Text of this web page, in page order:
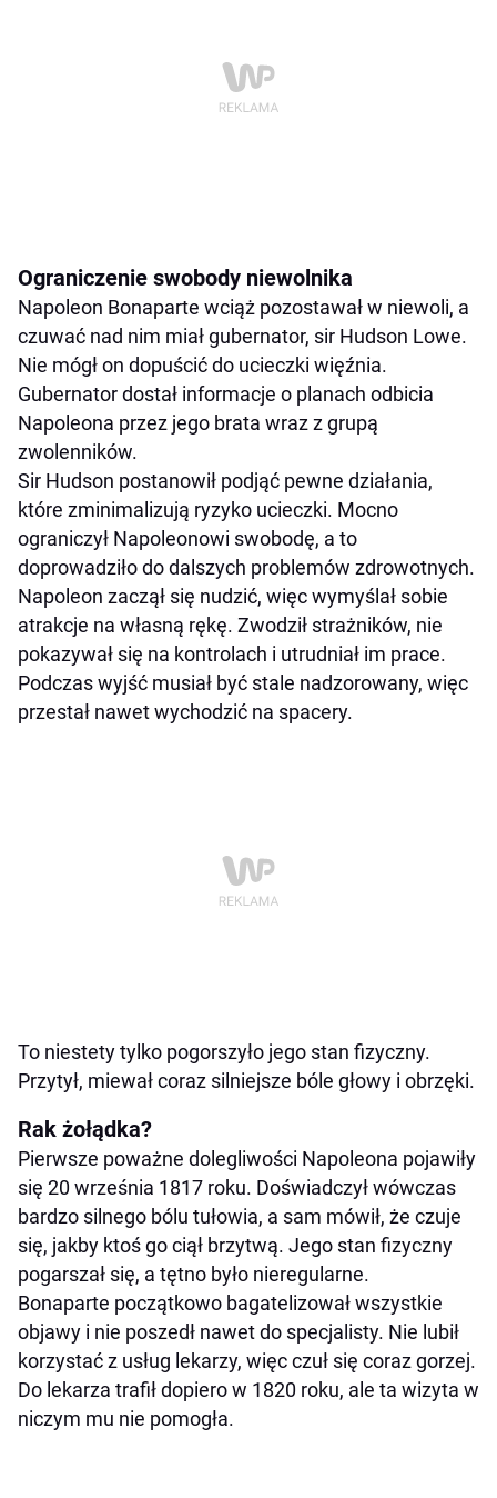
Ograniczenie swobody niewolnika
Napoleon Bonaparte wciąż pozostawał w niewoli, a
czuwać nad nim miał gubernator, sir Hudson Lowe.
Nie mógł on dopuścić do ucieczki więźnia.
Gubernator dostał informacje o planach odbicia
Napoleona przez jego brata wraz z grupą
zwolenników.
Sir Hudson postanowił podjąć pewne działania,
które zminimalizują ryzyko ucieczki. Mocno
ograniczył Napoleonowi swobodę, a to
doprowadziło do dalszych problemów zdrowotnych.
Napoleon zaczął się nudzić, więc wymyślał sobie
atrakcje na własną rękę. Zwodził strażników, nie
pokazywał się na kontrolach i utrudniał im prace.
Podczas wyjść musiał być stale nadzorowany, więc
przestał nawet wychodzić na spacery.
To niestety tylko pogorszyło jego stan fizyczny.
Przytył, miewał coraz silniejsze bóle głowy i obrzęki.
Rak żołądka?
Pierwsze poważne dolegliwości Napoleona pojawiły
się 20 września 1817 roku. Doświadczył wówczas
bardzo silnego bólu tułowia, a sam mówił, że czuje
się, jakby ktoś go ciął brzytwą. Jego stan fizyczny
pogarszał się, a tętno było nieregularne.
Bonaparte początkowo bagatelizował wszystkie
objawy i nie poszedł nawet do specjalisty. Nie lubił
korzystać z usług lekarzy, więc czuł się coraz gorzej.
Do lekarza trafił dopiero w 1820 roku, ale ta wizyta w
niczym mu nie pomogła.